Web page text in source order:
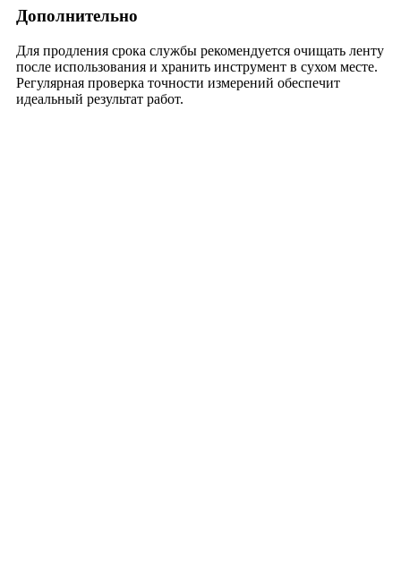
Дополнительно
Для продления срока службы рекомендуется очищать ленту
после использования и хранить инструмент в сухом месте.
Регулярная проверка точности измерений обеспечит
идеальный результат работ.